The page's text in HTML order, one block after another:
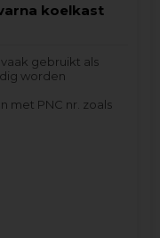
koelkast
gebruikt als
worden
met PNC nr. zoals